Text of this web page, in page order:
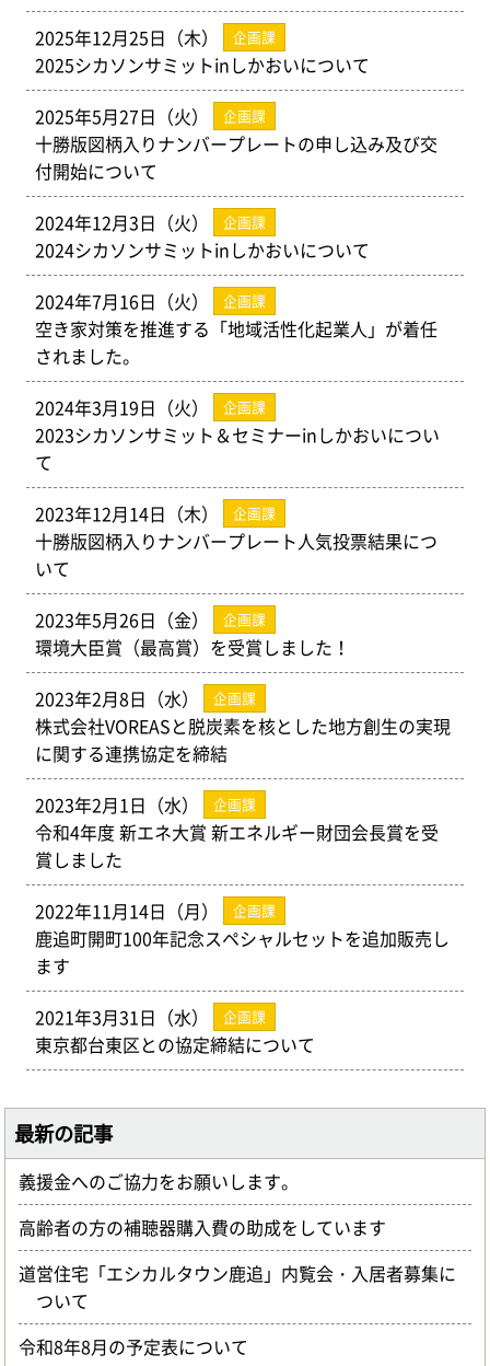
2025年12月25日（木）
企画課
2025シカソンサミットinしかおいについて
2025年5月27日（火）
企画課
十勝版図柄入りナンバープレートの申し込み及び交
付開始について
2024年12月3日（火）
企画課
2024シカソンサミットinしかおいについて
2024年7月16日（火）
企画課
空き家対策を推進する「地域活性化起業人」が着任
されました。
2024年3月19日（火）
企画課
2023シカソンサミット＆セミナーinしかおいについ
て
2023年12月14日（木）
企画課
十勝版図柄入りナンバープレート人気投票結果につ
いて
2023年5月26日（金）
企画課
環境大臣賞（最高賞）を受賞しました！
2023年2月8日（水）
企画課
株式会社VOREASと脱炭素を核とした地方創生の実現
に関する連携協定を締結
2023年2月1日（水）
企画課
令和4年度 新エネ大賞 新エネルギー財団会長賞を受
賞しました
2022年11月14日（月）
企画課
鹿追町開町100年記念スペシャルセットを追加販売し
ます
2021年3月31日（水）
企画課
東京都台東区との協定締結について
最新の記事
義援金へのご協力をお願いします。
高齢者の方の補聴器購入費の助成をしています
道営住宅「エシカルタウン鹿追」内覧会・入居者募集に
ついて
令和8年8月の予定表について